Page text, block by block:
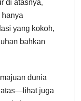
di atasnya,
hanya
yang kokoh,
bahkan
dunia
atas—lihat juga